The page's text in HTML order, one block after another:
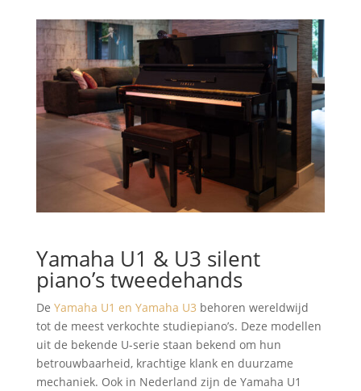
Yamaha U1 & U3 silent
piano’s tweedehands
De Yamaha U1 en Yamaha U3 behoren wereldwijd
tot de meest verkochte studiepiano’s. Deze modellen
uit de bekende U-serie staan bekend om hun
betrouwbaarheid, krachtige klank en duurzame
mechaniek. Ook in Nederland zijn de Yamaha U1